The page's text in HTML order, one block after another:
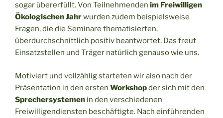
sogar übererfüllt. Von Teilnehmenden im Freiwilligen
Ökologischen Jahrwurden zudem beispielsweise
Fragen, die die Seminare thematisierten,
überdurchschnittlich positiv beantwortet. Das freut
Einsatzstellen und Träger natürlich genauso wie uns.
Motiviert und vollzählig starteten wir also nach der
Präsentation in den ersten Workshopder sich mit den
Sprechersystemen in den verschiedenen
Freiwilligendiensten beschäftigte. Nach einführenden